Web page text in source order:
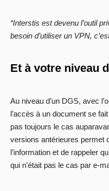
‘‘Interstis est devenu l’outil
besoin d’utiliser un VPN,
Et à votre niveau
Au niveau d’un DGS, avec
l’accès à un document se
pas toujours le cas
versions antérieures permet
l’information et de rappeler
qui n’était pas le cas par e-